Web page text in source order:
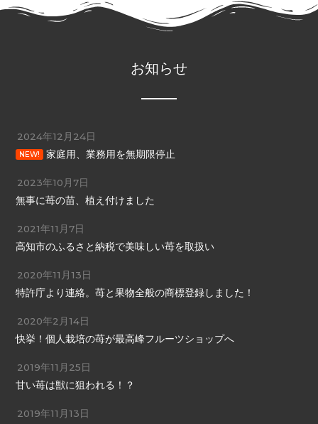
お知らせ
2024年12月24日
NEW! 家庭用、業務用を無期限停止
2023年10月7日
無事に苺の苗、植え付けました
2021年11月7日
高知市のふるさと納税で美味しい苺を取扱い
2020年11月13日
特許庁より連絡。苺と果物全般の商標登録しました！
2020年2月14日
快挙！個人栽培の苺が最高峰フルーツショップへ
2019年11月25日
甘い苺は獣に狙われる！？
2019年11月13日